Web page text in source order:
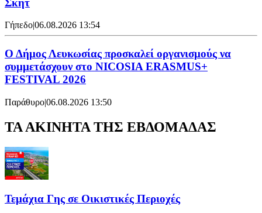
Γήπεδο|06.08.2026 13:54
Ο Δήμος Λευκωσίας προσκαλεί οργανισμούς να
συμμετάσχουν στο NICOSIA ERASMUS+
FESTIVAL 2026
Παράθυρο|06.08.2026 13:50
ΤΑ ΑΚΙΝΗΤΑ ΤΗΣ ΕΒΔΟΜΑΔΑΣ
Τεμάχια Γης σε Οικιστικές Περιοχές